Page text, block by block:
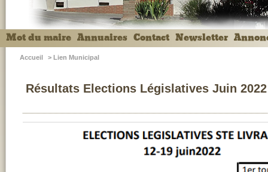
Mot du maire Annuaires Contact Newsletter
Accueil > Lien Municipal
Résultats Elections Législatives Juin 2022